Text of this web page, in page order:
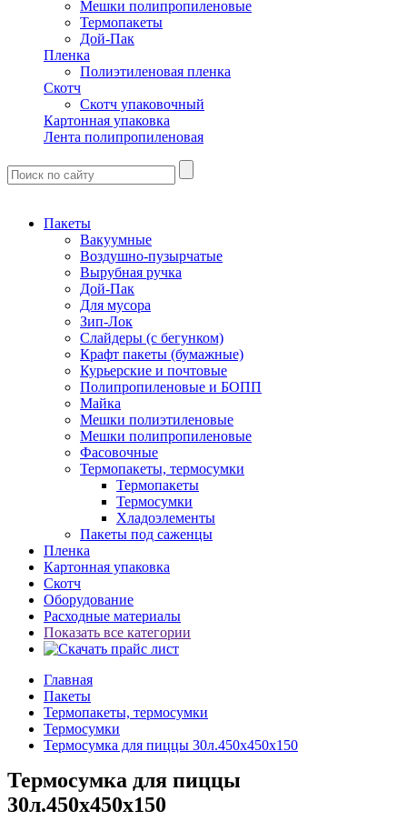
Мешки полипропиленовые
Термопакеты
Дой-Пак
Пленка
Полиэтиленовая пленка
Скотч
Скотч упаковочный
Картонная упаковка
Лента полипропиленовая
Пакеты
Вакуумные
Воздушно-пузырчатые
Вырубная ручка
Дой-Пак
Для мусора
Зип-Лок
Слайдеры (с бегунком)
Крафт пакеты (бумажные)
Курьерские и почтовые
Полипропиленовые и БОПП
Майка
Мешки полиэтиленовые
Мешки полипропиленовые
Фасовочные
Термопакеты, термосумки
Термопакеты
Термосумки
Хладоэлементы
Пакеты под саженцы
Пленка
Картонная упаковка
Скотч
Оборудование
Расходные материалы
Показать все категории
Главная
Пакеты
Термопакеты, термосумки
Термосумки
Термосумка для пиццы 30л.450х450х150
Термосумка для пиццы
30л.450х450х150